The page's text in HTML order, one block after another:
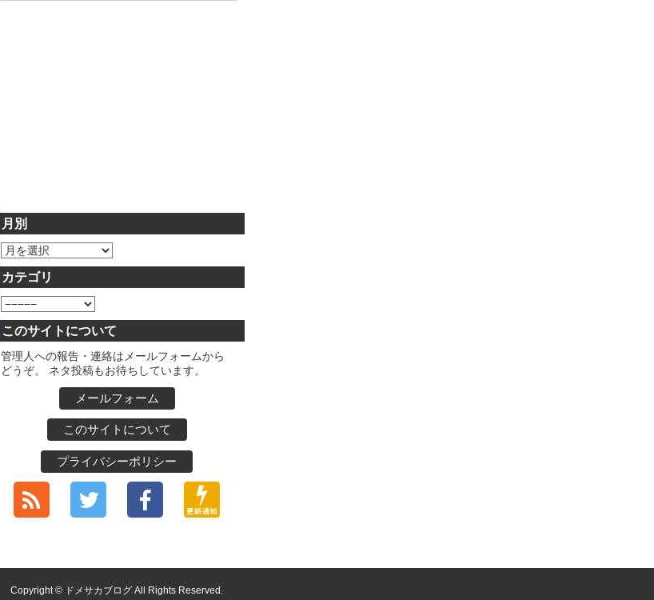
月別
カテゴリ
このサイトについて
管理人への報告・連絡はメールフォームから
どうぞ。 ネタ投稿もお待ちしています。
メールフォーム
このサイトについて
プライバシーポリシー
Copyright © ドメサカブログ All Rights Reserved.